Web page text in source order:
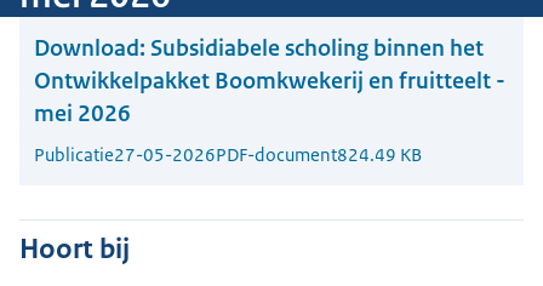
Download: Subsidiabele scholing binnen het
Ontwikkelpakket Boomkwekerij en fruitteelt -
mei 2026
Publicatie27-05-2026PDF-document824.49 KB
Hoort bij